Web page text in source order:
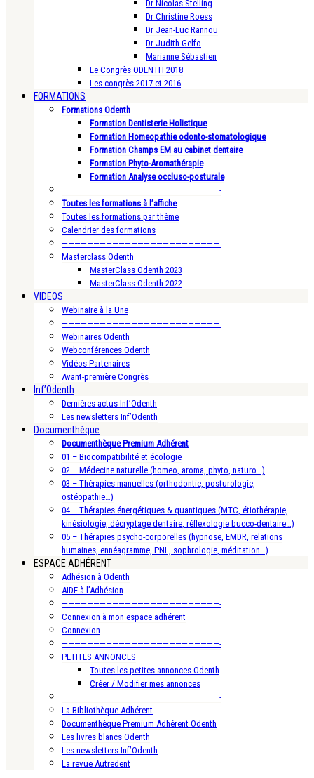
Dr Nicolas Stelling
Dr Christine Roess
Dr Jean-Luc Rannou
Dr Judith Gelfo
Marianne Sébastien
Le Congrès ODENTH 2018
Les congrès 2017 et 2016
FORMATIONS
Formations Odenth
Formation Dentisterie Holistique
Formation Homeopathie odonto-stomatologique
Formation Champs EM au cabinet dentaire
Formation Phyto-Aromathérapie
Formation Analyse occluso-posturale
—————————————————————————-
Toutes les formations à l’affiche
Toutes les formations par thème
Calendrier des formations
—————————————————————————-
Masterclass Odenth
MasterClass Odenth 2023
MasterClass Odenth 2022
VIDEOS
Webinaire à la Une
—————————————————————————-
Webinaires Odenth
Webconférences Odenth
Vidéos Partenaires
Avant-première Congrès
Inf’Odenth
Dernières actus Inf’Odenth
Les newsletters Inf’Odenth
Documenthèque
Documenthèque Premium Adhérent
01 – Biocompatibilité et écologie
02 – Médecine naturelle (homeo, aroma, phyto, naturo…)
03 – Thérapies manuelles (orthodontie, posturologie,
ostéopathie…)
04 – Thérapies énergétiques & quantiques (MTC, étiothérapie,
kinésiologie, décryptage dentaire, réflexologie bucco-dentaire…)
05 – Thérapies psycho-corporelles (hypnose, EMDR, relations
humaines, ennéagramme, PNL, sophrologie, méditation…)
ESPACE ADHÉRENT
Adhésion à Odenth
AIDE à l’Adhésion
—————————————————————————-
Connexion à mon espace adhérent
Connexion
—————————————————————————-
PETITES ANNONCES
Toutes les petites annonces Odenth
Créer / Modifier mes annonces
—————————————————————————-
La Bibliothèque Adhérent
Documenthèque Premium Adhérent Odenth
Les livres blancs Odenth
Les newsletters Inf’Odenth
La revue Autredent